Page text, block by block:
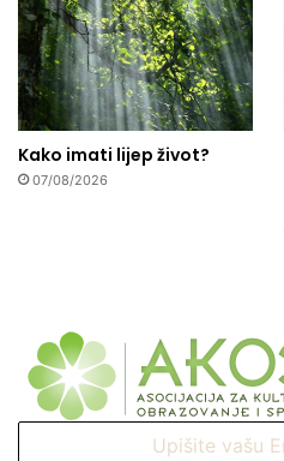
Kako imati lijep život?
07/08/2026